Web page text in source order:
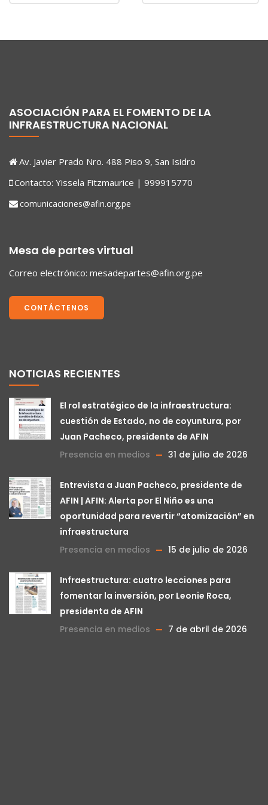
ASOCIACIÓN PARA EL FOMENTO DE LA
INFRAESTRUCTURA NACIONAL
Av. Javier Prado Nro. 488 Piso 9, San Isidro
Contacto: Yissela Fitzmaurice | 999915770
comunicaciones@afin.org.pe
Mesa de partes virtual
Correo electrónico: mesadepartes@afin.org.pe
CONTÁCTENOS
NOTICIAS RECIENTES
El rol estratégico de la infraestructura:
cuestión de Estado, no de coyuntura, por
Juan Pacheco, presidente de AFIN
Presencia en medios
31 de julio de 2026
Entrevista a Juan Pacheco, presidente de
AFIN | AFIN: Alerta por El Niño es una
oportunidad para revertir “atomización” en
infraestructura
Presencia en medios
15 de julio de 2026
Infraestructura: cuatro lecciones para
fomentar la inversión, por Leonie Roca,
presidenta de AFIN
Presencia en medios
7 de abril de 2026